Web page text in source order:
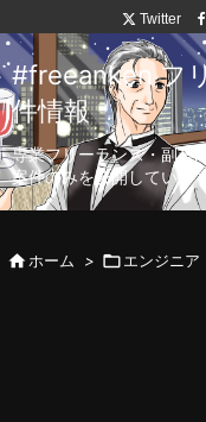
Twitter
#freeanken フ
件情報
専業フリーランス・副業
案件のみを公開していま
ホーム > エンジニア